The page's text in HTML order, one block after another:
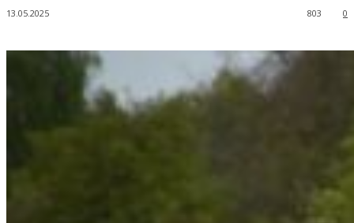
13.05.2025 0
803